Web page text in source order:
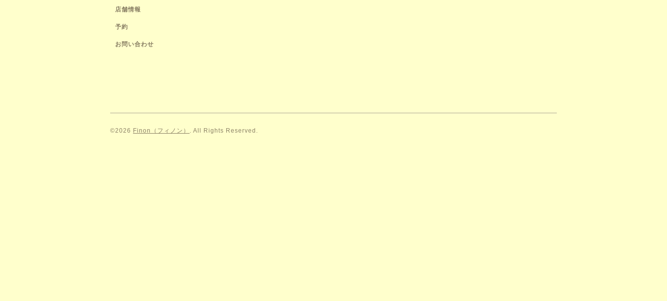
店舗情報
予約
お問い合わせ
©2026 Finon（フィノン） . All Rights Reserved.